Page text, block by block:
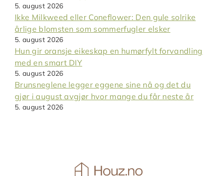
5. august 2026
Ikke Milkweed eller Coneflower: Den gule solrike
årlige blomsten som sommerfugler elsker
5. august 2026
Hun gir oransje eikeskap en humørfylt forvandling
med en smart DIY
5. august 2026
Brunsneglene legger eggene sine nå og det du
gjør i august avgjør hvor mange du får neste år
5. august 2026